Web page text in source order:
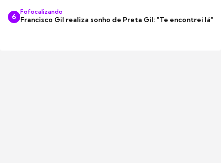
6
Fofocalizando
Francisco Gil realiza sonho de Preta Gil: "Te encontrei lá"